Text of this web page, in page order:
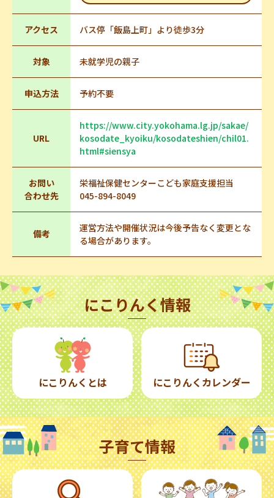
アクセス バス停「飯島上町」より徒歩3分
対象 未就学児の親子
申込方法 予約不要
URL
https://www.city.yokohama.lg.jp/sakae/
kosodate_kyoiku/kosodateshien/chil01.
html#siensya
お問い
合わせ先
栄福祉保健センターこども家庭支援担当
045-894-8049
備考
運営方法や開催状況は今後予告なく変更とな
る場合があります。
にこりんく情報
にこりんくとは にこりんくカレンダー
子育て情報